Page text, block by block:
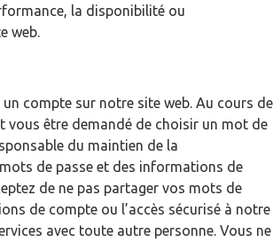
la disponibilité ou
web.
compte sur notre site web. Au cours de
vous être demandé de choisir un mot de
du maintien de la
de passe et des informations de
de ne pas partager vos mots de
de compte ou l’accès sécurisé à notre
avec toute autre personne. Vous ne